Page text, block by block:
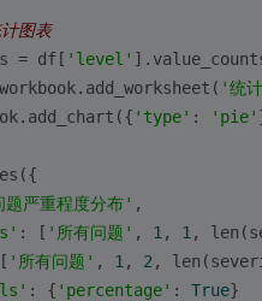
图表
= df[
'level'
'统
'type' : 'pie'
题严重程度分布' ,
: [ '所有问题' , 1 , 1 , len
'所有问题' , 1 , 2 , len
: { 'percentage' : True}